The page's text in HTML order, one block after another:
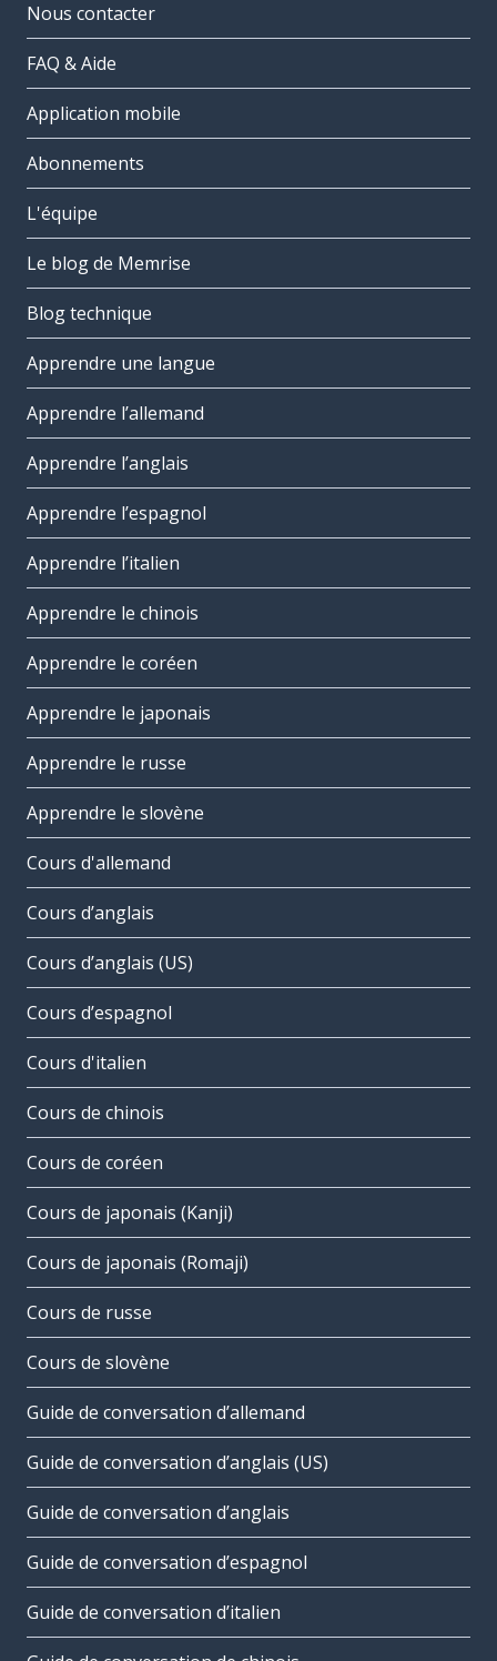
Nous contacter
FAQ & Aide
Application mobile
Abonnements
L'équipe
Le blog de Memrise
Blog technique
Apprendre une langue
Apprendre l’allemand
Apprendre l’anglais
Apprendre l’espagnol
Apprendre l’italien
Apprendre le chinois
Apprendre le coréen
Apprendre le japonais
Apprendre le russe
Apprendre le slovène
Cours d'allemand
Cours d’anglais
Cours d’anglais (US)
Cours d’espagnol
Cours d'italien
Cours de chinois
Cours de coréen
Cours de japonais (Kanji)
Cours de japonais (Romaji)
Cours de russe
Cours de slovène
Guide de conversation d’allemand
Guide de conversation d’anglais (US)
Guide de conversation d’anglais
Guide de conversation d’espagnol
Guide de conversation d’italien